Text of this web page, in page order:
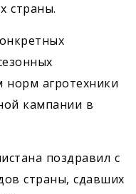
страны.
норм агротехники
кампании в
поздравил с
страны, сдавших